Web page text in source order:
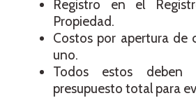
Registro en el
Propiedad.
Costos por apertura de
uno.
Todos estos
presupuesto total para